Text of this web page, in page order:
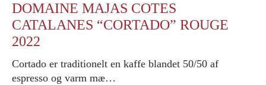
DOMAINE MAJAS COTES
CATALANES “CORTADO” ROUGE
2022
Cortado er traditionelt en kaffe blandet 50/50 af
espresso og varm mæ…